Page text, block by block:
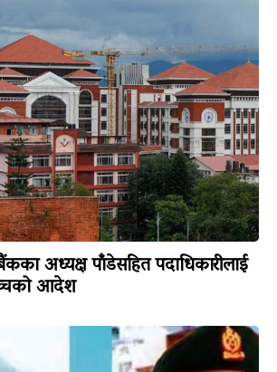
अध्यक्ष पाँडेसहित पदाधिकारीलाई
आदेश